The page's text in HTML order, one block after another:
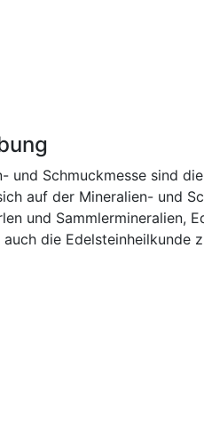
und Schmuckmesse sind
auf der Mineralien- und
und Sammlermineralien,
die Edelsteinheilkunde